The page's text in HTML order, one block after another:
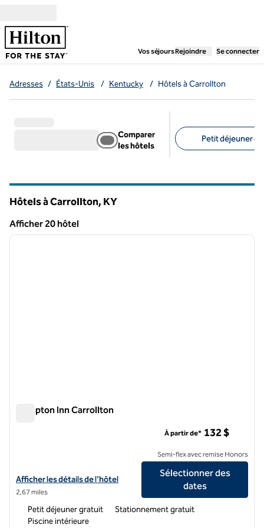
Vos séjours,ouvre un nouvel
Rejoindre Se connecter
Adresses / États-Unis / Kentucky / Hôtels à Carrollton
Comparer
les hôtels
Petit déjeuner
Hôtels à Carrollton, KY
Afficher 20 hôtel
Afficher 20 hôtel
1 sur 12
Hampton Inn Carrollton
Afficher les détails de l'hôtel Hampton Inn Carrollton
Afficher les détails de l'hôtel
2,67 miles
À partir de* 132 $
Semi-flex avec remise Honors
Sélectionner des
dates
Petit déjeuner gratuit
Stationnement gratuit
Piscine intérieure